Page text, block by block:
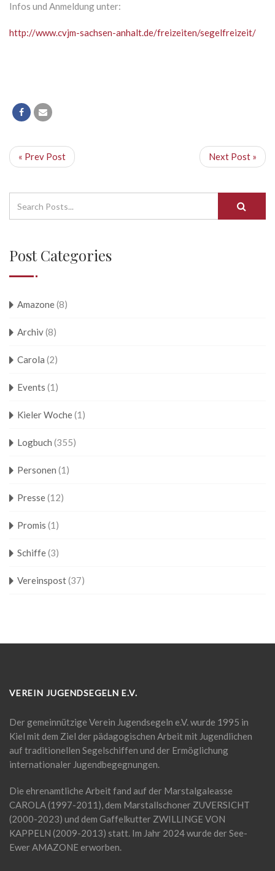
Infos und Anmeldung unter:
http://www.cvjm-sachsen-anhalt.de/freizeiten/segelfreizeit/
« Prev Post Next Post »
Post Categories
Amazone(8)
Archiv(8)
Carola (2)
Events (1)
Kieler Woche(1)
Logbuch (355)
Personen (1)
Presse(12)
Promis (1)
Schiffe(3)
Vereinspost(37)
VEREIN JUGENDSEGELN E.V.
Der gemeinnützige Verein Jugendsegeln e.V. wurde 1995 in
Kiel mit dem Ziel der pädagogischen Arbeit mit Jugendlichen
auf traditionellen Segelschiffen und der Ermöglichung
internationaler Jugendbegegnungen.
Die ehrenamtliche Arbeit fand auf der Marstalgaleasse
CAROLA (1997-2011), dem Marstallschoner ZUVERSICHT
(2000-2023) und dem Gaffelkutter ZWILLINGE VON
KAPPELN (2009-2013) statt. Im Jahr 2024 wurde der See-
Ewer AMAZONE erworben.